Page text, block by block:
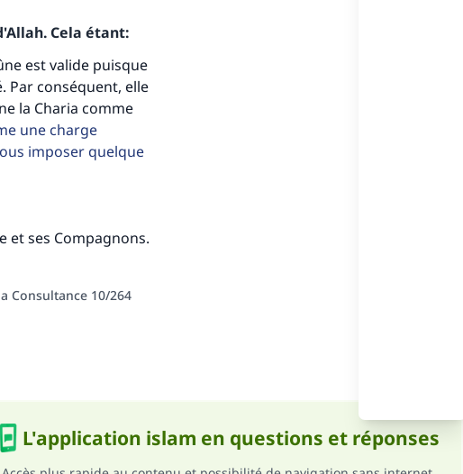
Cela étant:
est valide puisque
Par conséquent, elle
la Charia comme
une charge
imposer quelque
et ses Compagnons.
Consultance 10/264
L'application islam en questions et réponses
de